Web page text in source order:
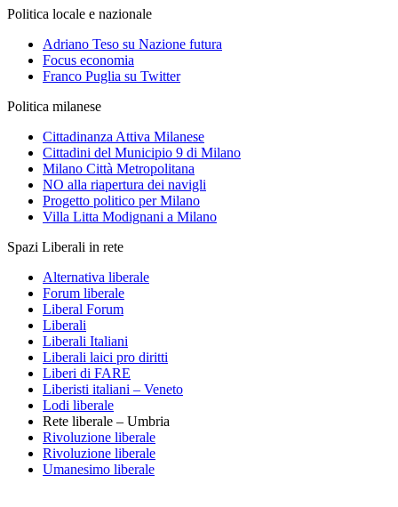
Politica locale e nazionale
Adriano Teso su Nazione futura
Focus economia
Franco Puglia su Twitter
Politica milanese
Cittadinanza Attiva Milanese
Cittadini del Municipio 9 di Milano
Milano Città Metropolitana
NO alla riapertura dei navigli
Progetto politico per Milano
Villa Litta Modignani a Milano
Spazi Liberali in rete
Alternativa liberale
Forum liberale
Liberal Forum
Liberali
Liberali Italiani
Liberali laici pro diritti
Liberi di FARE
Liberisti italiani – Veneto
Lodi liberale
Rete liberale – Umbria
Rivoluzione liberale
Rivoluzione liberale
Umanesimo liberale